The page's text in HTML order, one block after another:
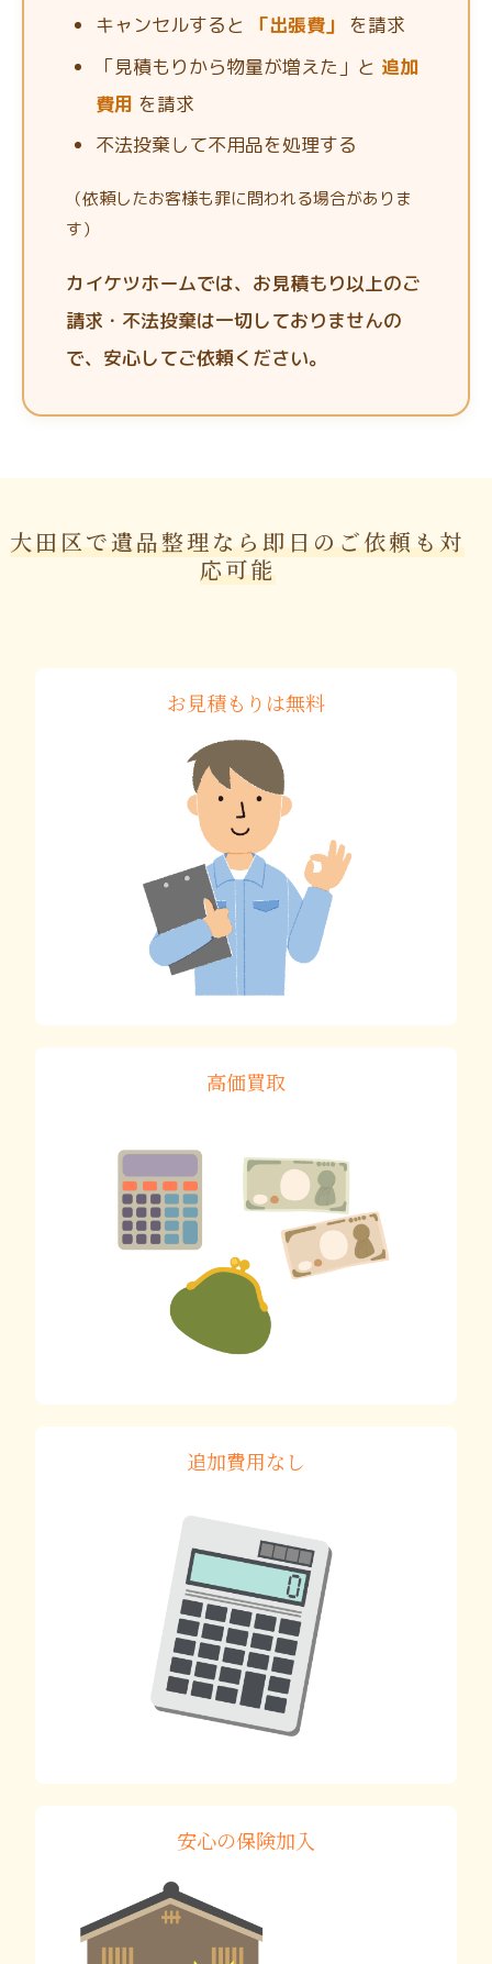
キャンセルすると 「出張費」
を請求
「見積もりから物量が増えた」と 追加
費用 を請求
不法投棄して不用品を処理する
（依頼したお客様も罪に問われる場合がありま
す）
カイケツホームでは、お見積もり以上のご
請求・不法投棄は一切しておりませんの
で、安心してご依頼ください。
大田区で遺品整理なら即日のご依頼も対
応可能
お見積もりは無料
高価買取
追加費用なし
安心の保険加入